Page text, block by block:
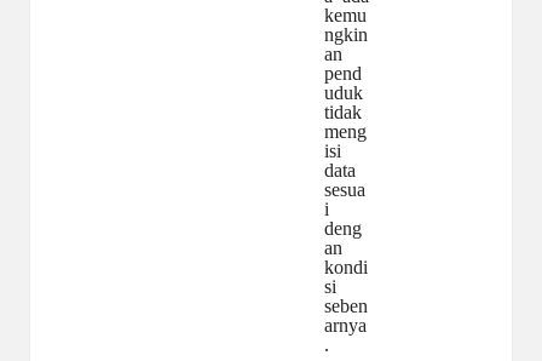
kemu
ngkin
an
pend
uduk
tidak
meng
isi
data
sesua
i
deng
an
kondi
si
seben
arnya
.